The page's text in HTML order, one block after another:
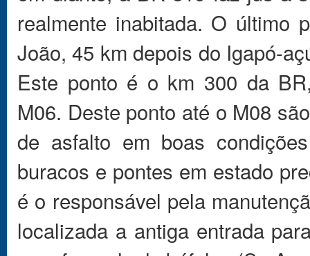
realmente inabitada. O
João, 45 km depois do Igapó-
Este ponto é o km 300 da
M06. Deste ponto até o M08
de asfalto em boas
buracos e pontes em estado
é o responsável pela
localizada a antiga entrada